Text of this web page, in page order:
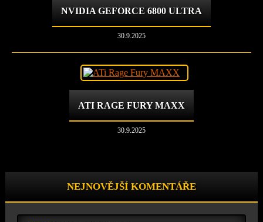
NVIDIA GEFORCE 6800 ULTRA
30.9.2025
ATI RAGE FURY MAXX
30.9.2025
NEJNOVĚJŠÍ KOMENTÁŘE